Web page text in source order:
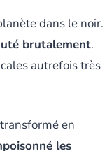
dans le noir.
brutalement.
autrefois très
en
les